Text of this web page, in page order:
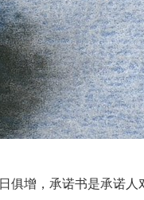
俱增，承诺书是承诺人